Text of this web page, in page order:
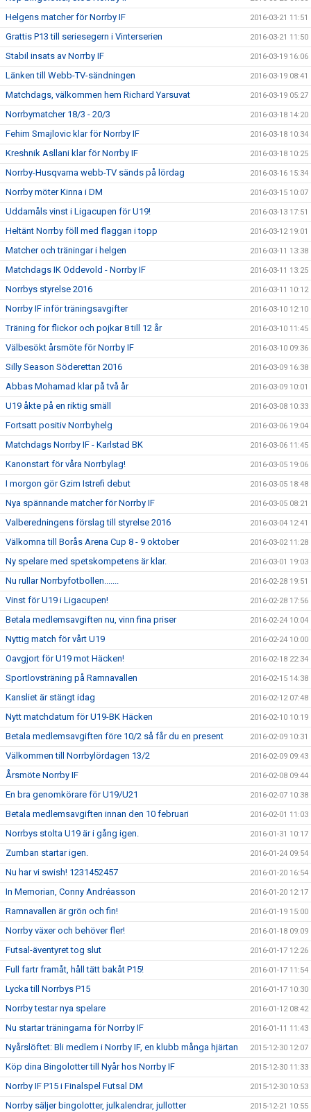
Helgens matcher för Norrby IF 2016-03-21 11:51
Grattis P13 till seriesegern i Vinterserien 2016-03-21 11:50
Stabil insats av Norrby IF 2016-03-19 16:06
Länken till Webb-TV-sändningen 2016-03-19 08:41
Matchdags, välkommen hem Richard Yarsuvat 2016-03-19 05:27
Norrbymatcher 18/3 - 20/3 2016-03-18 14:20
Fehim Smajlovic klar för Norrby IF 2016-03-18 10:34
Kreshnik Asllani klar för Norrby IF 2016-03-18 10:25
Norrby-Husqvarna webb-TV sänds på lördag 2016-03-16 15:34
Norrby möter Kinna i DM 2016-03-15 10:07
Uddamåls vinst i Ligacupen för U19! 2016-03-13 17:51
Heltänt Norrby föll med flaggan i topp 2016-03-12 19:01
Matcher och träningar i helgen 2016-03-11 13:38
Matchdags IK Oddevold - Norrby IF 2016-03-11 13:25
Norrbys styrelse 2016 2016-03-11 10:12
Norrby IF inför träningsavgifter 2016-03-10 12:10
Träning för flickor och pojkar 8 till 12 år 2016-03-10 11:45
Välbesökt årsmöte för Norrby IF 2016-03-10 09:36
Silly Season Söderettan 2016 2016-03-09 16:38
Abbas Mohamad klar på två år 2016-03-09 10:01
U19 åkte på en riktig smäll 2016-03-08 10:33
Fortsatt positiv Norrbyhelg 2016-03-06 19:04
Matchdags Norrby IF - Karlstad BK 2016-03-06 11:45
Kanonstart för våra Norrbylag! 2016-03-05 19:06
I morgon gör Gzim Istrefi debut 2016-03-05 18:48
Nya spännande matcher för Norrby IF 2016-03-05 08:21
Valberedningens förslag till styrelse 2016 2016-03-04 12:41
Välkomna till Borås Arena Cup 8 - 9 oktober 2016-03-02 11:28
Ny spelare med spetskompetens är klar. 2016-03-01 19:03
Nu rullar Norrbyfotbollen....... 2016-02-28 19:51
Vinst för U19 i Ligacupen! 2016-02-28 17:56
Betala medlemsavgiften nu, vinn fina priser 2016-02-24 10:04
Nyttig match för vårt U19 2016-02-24 10:00
Oavgjort för U19 mot Häcken! 2016-02-18 22:34
Sportlovsträning på Ramnavallen 2016-02-15 14:38
Kansliet är stängt idag 2016-02-12 07:48
Nytt matchdatum för U19-BK Häcken 2016-02-10 10:19
Betala medlemsavgiften före 10/2 så får du en present 2016-02-09 10:31
Välkommen till Norrbylördagen 13/2 2016-02-09 09:43
Årsmöte Norrby IF 2016-02-08 09:44
En bra genomkörare för U19/U21 2016-02-07 10:38
Betala medlemsavgiften innan den 10 februari 2016-02-01 11:03
Norrbys stolta U19 är i gång igen. 2016-01-31 10:17
Zumban startar igen. 2016-01-24 09:54
Nu har vi swish! 1231452457 2016-01-20 16:54
In Memorian, Conny Andréasson 2016-01-20 12:17
Ramnavallen är grön och fin! 2016-01-19 15:00
Norrby växer och behöver fler! 2016-01-18 09:09
Futsal-äventyret tog slut 2016-01-17 12:26
Full fartr framåt, håll tätt bakåt P15! 2016-01-17 11:54
Lycka till Norrbys P15 2016-01-17 10:30
Norrby testar nya spelare 2016-01-12 08:42
Nu startar träningarna för Norrby IF 2016-01-11 11:43
Nyårslöftet: Bli medlem i Norrby IF, en klubb många hjärtan 2015-12-30 12:07
Köp dina Bingolotter till Nyår hos Norrby IF 2015-12-30 11:33
Norrby IF P15 i Finalspel Futsal DM 2015-12-30 10:53
Norrby säljer bingolotter, julkalendrar, jullotter 2015-12-21 10:55